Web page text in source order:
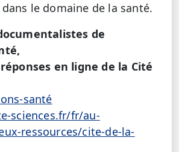
le domaine de la santé.
de
en ligne de la Cité
santé
sciences.fr/fr/au-
ressources/cite-de-la-